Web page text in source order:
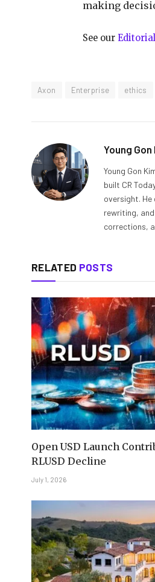
making
See our
Axon Enterprise ethics
Young Gon
Young Gon
built CR
oversight.
rewriting,
corrections,
RELATED POSTS
Open USD Launch
RLUSD Decline
July 1, 2026